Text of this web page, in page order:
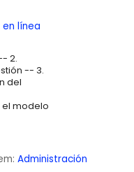
línea
2.
-- 3.
del
modelo
Administración